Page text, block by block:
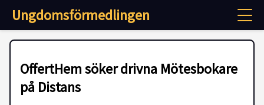
Ungdomsförmedlingen
OffertHem söker drivna Mötesbokare
på Distans